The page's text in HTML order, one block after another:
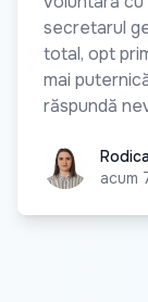
secretarul
total, opt
mai
răspundă
Rodica
acum